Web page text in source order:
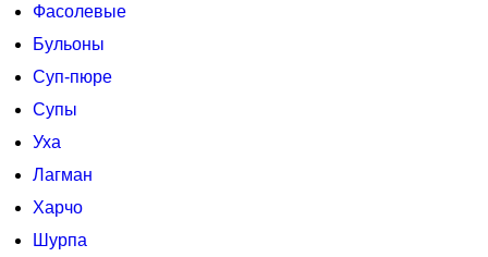
Фасолевые
Бульоны
Суп-пюре
Супы
Уха
Лагман
Харчо
Шурпа